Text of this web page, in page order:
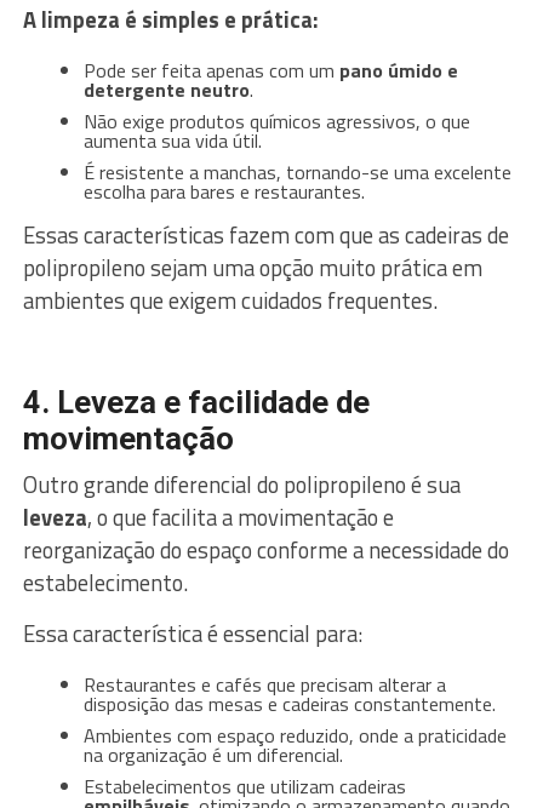
A limpeza é simples e prática:
Pode ser feita apenas com um pano úmido e
detergente neutro.
Não exige produtos químicos agressivos, o que
aumenta sua vida útil.
É resistente a manchas, tornando-se uma excelente
escolha para bares e restaurantes.
Essas características fazem com que as cadeiras de
polipropileno sejam uma opção muito prática em
ambientes que exigem cuidados frequentes.
4. Leveza e facilidade de
movimentação
Outro grande diferencial do polipropileno é sua
leveza, o que facilita a movimentação e
reorganização do espaço conforme a necessidade do
estabelecimento.
Essa característica é essencial para:
Restaurantes e cafés que precisam alterar a
disposição das mesas e cadeiras constantemente.
Ambientes com espaço reduzido, onde a praticidade
na organização é um diferencial.
Estabelecimentos que utilizam cadeiras